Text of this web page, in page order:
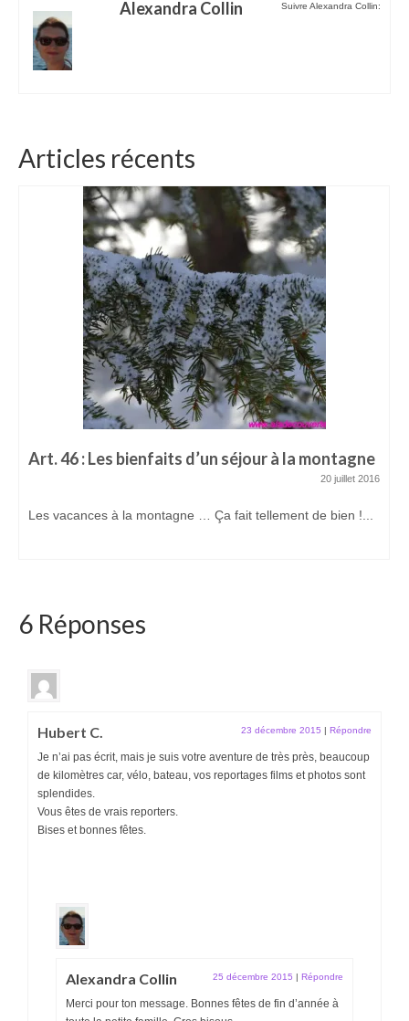
Suivre Alexandra Collin:
Alexandra Collin
Articles récents
Art. 46 : Les bienfaits d’un séjour à la montagne
20 juillet 2016
Les vacances à la montagne … Ça fait tellement de bien !...
6 Réponses
Hubert C. 23 décembre 2015 | Répondre
Je n’ai pas écrit, mais je suis votre aventure de très près, beaucoup
de kilomètres car, vélo, bateau, vos reportages films et photos sont
splendides.
Vous êtes de vrais reporters.
Bises et bonnes fêtes.
Alexandra Collin 25 décembre 2015 | Répondre
Merci pour ton message. Bonnes fêtes de fin d’année à